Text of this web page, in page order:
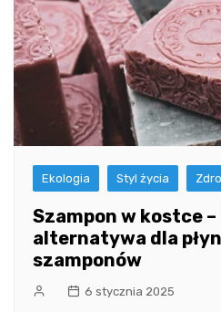
Ekologia Styl życia
Szampon w kostce
alternatywa dla
szamponów
6 stycznia 2025